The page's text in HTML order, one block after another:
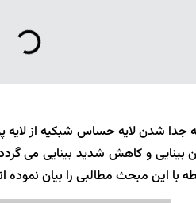
جدا شدن لایه حساس شبکیه از
بینایی و کاهش شدید بینایی می
با این مبحث مطالبی را بیان